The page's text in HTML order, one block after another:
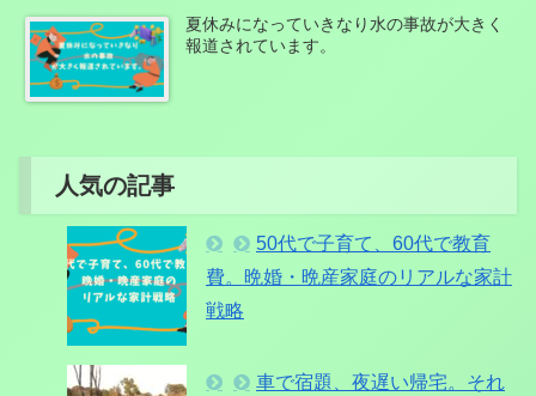
夏休みになっていきなり水の事故が大きく
報道されています。
人気の記事
50代で子育て、60代で教育
費。晩婚・晩産家庭のリアルな家計
戦略
車で宿題、夜遅い帰宅。それ